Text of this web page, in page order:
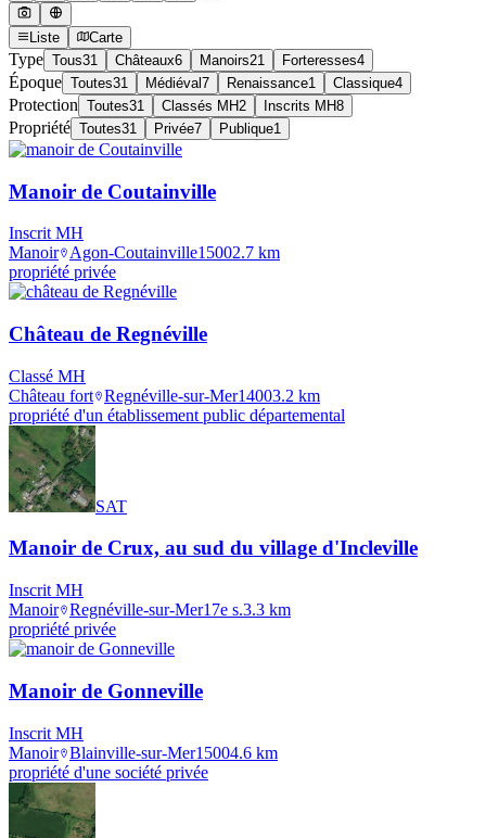
Liste Carte
Type Tous31 Châteaux6 Manoirs21 Forteresses4
Époque Toutes31 Médiéval 7 Renaissance1 Classique4
Protection Toutes31 Classés MH2 Inscrits MH8
Propriété Toutes31 Privée7 Publique1
Manoir de Coutainville
Inscrit MH
Manoir
Agon-Coutainville15002.7 km
propriété privée
Château de Regnéville
Classé MH
Château fort Regnéville-sur-Mer14003.2 km
propriété d'un établissement public départemental
SAT
Manoir de Crux, au sud du village d'Incleville
Inscrit MH
Manoir Regnéville-sur-Mer17e s.3.3 km
propriété privée
Manoir de Gonneville
Inscrit MH
Manoir Blainville-sur-Mer15004.6 km
propriété d'une société privée